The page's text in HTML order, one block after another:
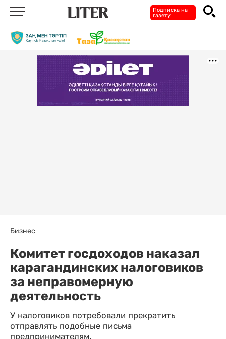
Подписка на
газету
Бизнес
Комитет госдоходов наказал
карагандинских налоговиков
за неправомерную
деятельность
У налоговиков потребовали прекратить
отправлять подобные письма
предпринимателям.